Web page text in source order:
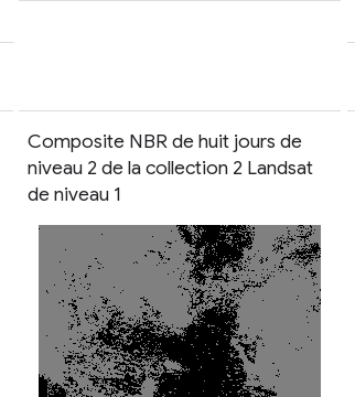
Composite NBR de huit jours de
niveau 2 de la collection 2 Landsat
de niveau 1